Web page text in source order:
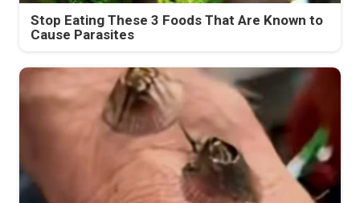
Stop Eating These 3 Foods That Are Known to
Cause Parasites